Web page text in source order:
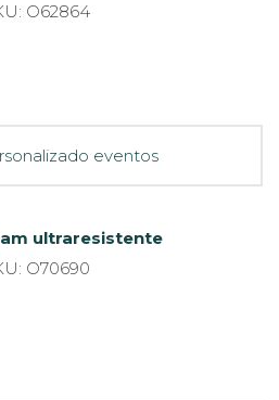
O62864
ultraresistente
O70690